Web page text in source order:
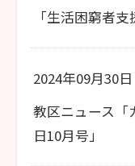
「生活困窮者
2024年09月30日
教区ニュース「
日10月号」